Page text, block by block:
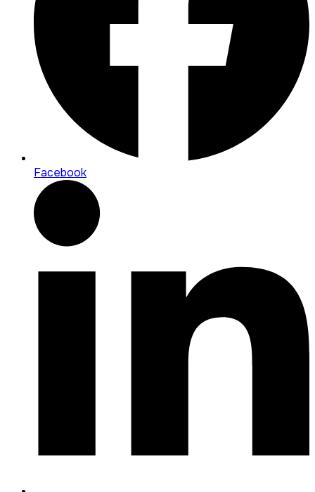
Facebook